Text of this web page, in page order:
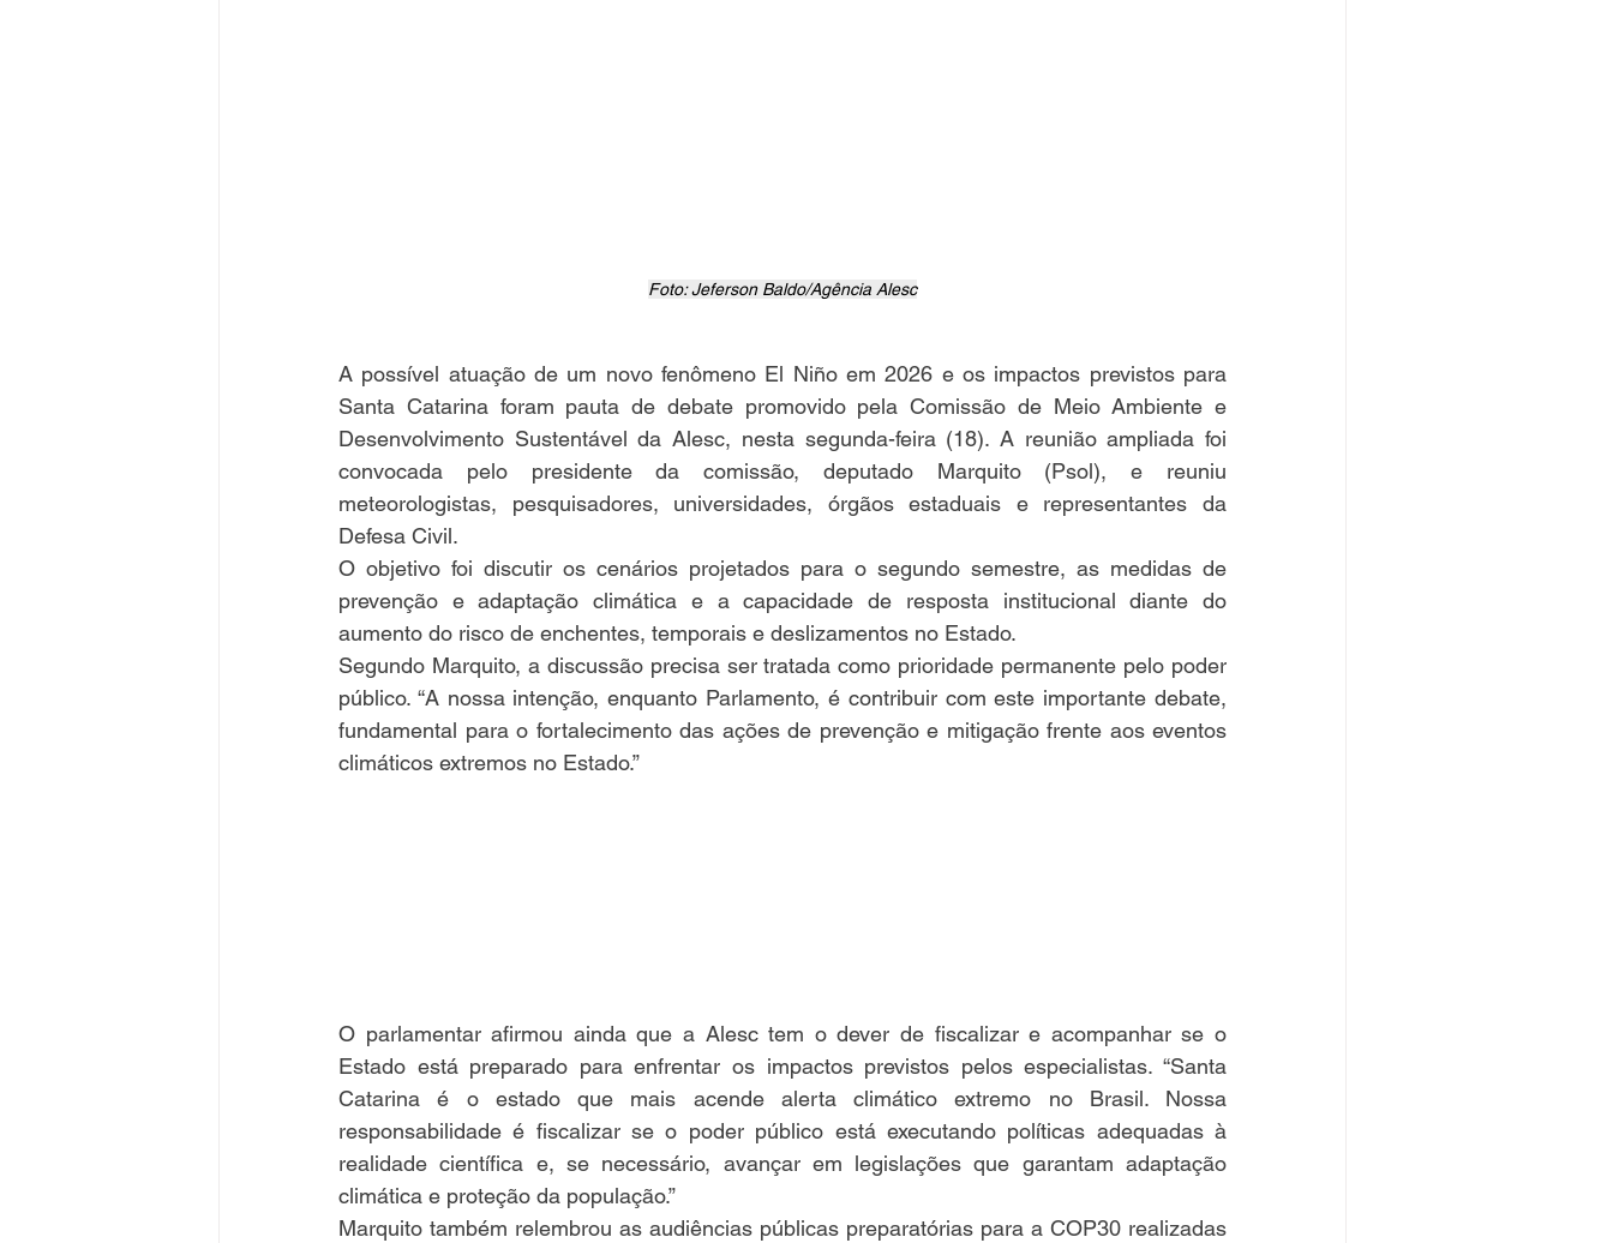
Foto: Jeferson Baldo/Agência Alesc
A possível atuação de um novo fenômeno El Niño em 2026 e os impactos previstos para
Santa Catarina foram pauta de debate promovido pela Comissão de Meio Ambiente e
Desenvolvimento Sustentável da Alesc, nesta segunda-feira (18). A reunião ampliada foi
convocada pelo presidente da comissão, deputado Marquito (Psol), e reuniu
meteorologistas, pesquisadores, universidades, órgãos estaduais e representantes da
Defesa Civil.
O objetivo foi discutir os cenários projetados para o segundo semestre, as medidas de
prevenção e adaptação climática e a capacidade de resposta institucional diante do
aumento do risco de enchentes, temporais e deslizamentos no Estado.
Segundo Marquito, a discussão precisa ser tratada como prioridade permanente pelo poder
público. “A nossa intenção, enquanto Parlamento, é contribuir com este importante debate,
fundamental para o fortalecimento das ações de prevenção e mitigação frente aos eventos
climáticos extremos no Estado.”
O parlamentar afirmou ainda que a Alesc tem o dever de fiscalizar e acompanhar se o
Estado está preparado para enfrentar os impactos previstos pelos especialistas. “Santa
Catarina é o estado que mais acende alerta climático extremo no Brasil. Nossa
responsabilidade é fiscalizar se o poder público está executando políticas adequadas à
realidade científica e, se necessário, avançar em legislações que garantam adaptação
climática e proteção da população.”
Marquito também relembrou as audiências públicas preparatórias para a COP30 realizadas